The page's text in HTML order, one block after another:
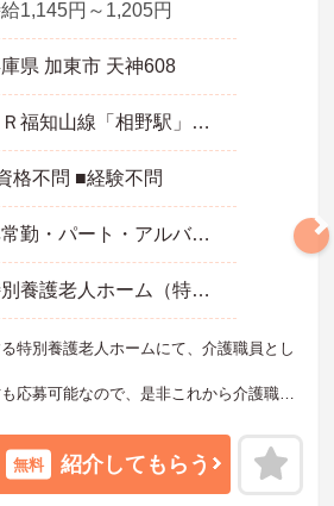
1,145円～1,205円
県 加東市 天神608
ＪＲ福知山線「相野駅」バス・車19分
格不問 ■経験不問
非常勤・パート・アルバイト
特別養護老人ホーム（特養）
特別養護老人ホームにて、介護職員とし
応募可能なので、是非これから介護職を
通費支給もあるので、通勤の際は心配い
トをお伝えしますので、お気軽にお問い
無料 紹介してもらう